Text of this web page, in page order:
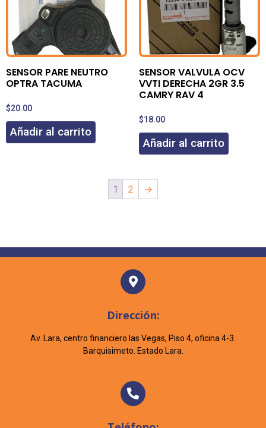
SENSOR PARE NEUTRO
OPTRA TACUMA
$20.00
Añadir al carrito
SENSOR VALVULA OCV
VVTI DERECHA 2GR 3.5
CAMRY RAV 4
$18.00
Añadir al carrito
1 2 →
Dirección:
Av. Lara, centro financiero las Vegas, Piso 4, oficina 4-3.
Barquisimeto. Estado Lara.